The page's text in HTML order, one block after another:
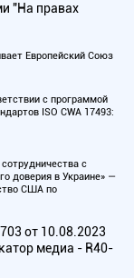
"На правах
Европейский Союз
с программой
ISO CWA 17493:
с
доверия в Украине» —
США по
от 10.08.2023
медиа - R40-